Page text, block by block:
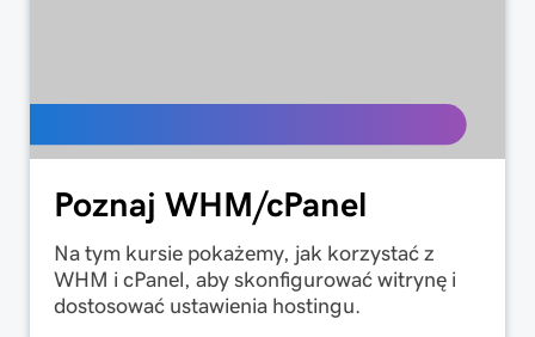
Poznaj WHM/cPanel
Na tym kursie pokażemy, jak korzystać z
WHM i cPanel, aby skonfigurować witrynę i
dostosować ustawienia hostingu.